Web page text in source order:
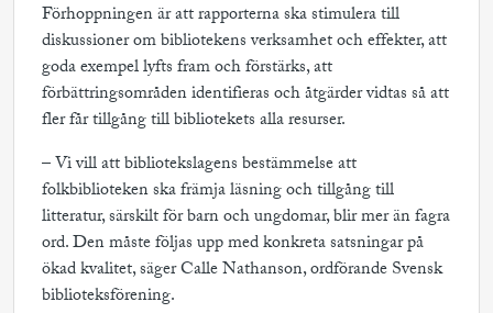
Förhoppningen är att rapporterna ska stimulera till
diskussioner om bibliotekens verksamhet och effekter, att
goda exempel lyfts fram och förstärks, att
förbättringsområden identifieras och åtgärder vidtas så att
fler får tillgång till bibliotekets alla resurser.
– Vi vill att bibliotekslagens bestämmelse att
folkbiblioteken ska främja läsning och tillgång till
litteratur, särskilt för barn och ungdomar, blir mer än fagra
ord. Den måste följas upp med konkreta satsningar på
ökad kvalitet, säger Calle Nathanson, ordförande Svensk
biblioteksförening.